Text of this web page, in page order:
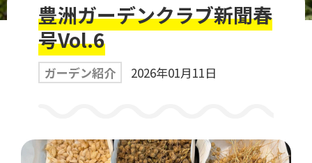
お問い合わせ
豊洲ガーデンクラブ新聞春
号Vol.6
ガーデン紹介 2026年01月11日